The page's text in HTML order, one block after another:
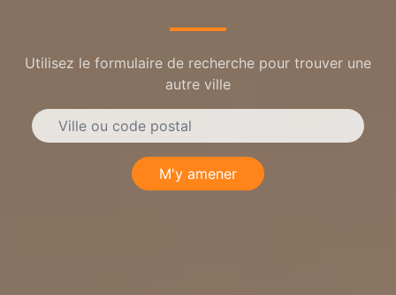
Utilisez le formulaire de recherche pour trouver une
autre ville
M'y amener